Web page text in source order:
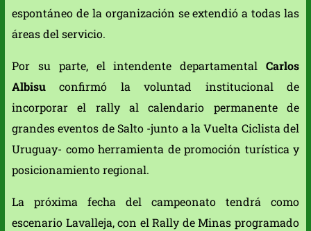
espontáneo de la organización se extendió a todas las
áreas del servicio.
Por su parte, el intendente departamental Carlos
Albisu confirmó la voluntad institucional de
incorporar el rally al calendario permanente de
grandes eventos de Salto -junto a la Vuelta Ciclista del
Uruguay- como herramienta de promoción turística y
posicionamiento regional.
La próxima fecha del campeonato tendrá como
escenario Lavalleja, con el Rally de Minas programado